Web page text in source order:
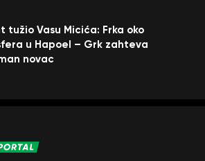
tužio Vasu Micića: Frka oko
u Hapoel – Grk zahteva
novac